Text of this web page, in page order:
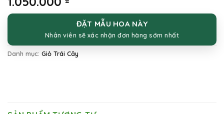
ĐẶT MẪU HOA NÀY
Nhân viên sẽ xác nhận đơn hàng sớm nhất
Danh mục: Giỏ Trái Cây